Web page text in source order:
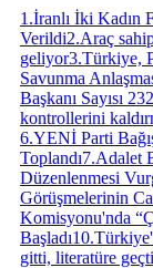
1 .İranlı İki Kadın
Verildi2.Araç
geliyor3.Türkiye,
Savunma
Başkanı Sayısı
kontrollerini
6.YENİ Parti
Toplandı7.Adalet
Düzenlenmesi
Görüşmelerinin
Komisyonu'nda
Başladı10.
gitti, literatüre geçti